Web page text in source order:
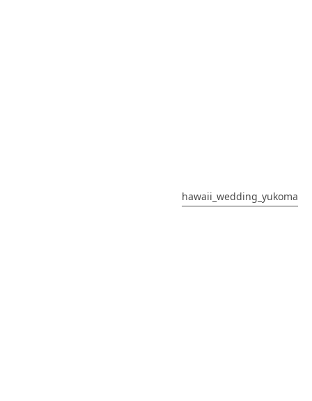
hawaii_wedding_yukoma